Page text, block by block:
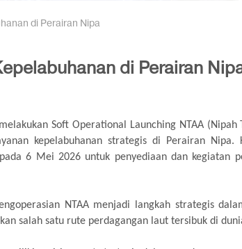
di Perairan Nipa
di Perairan
Soft Operational Launching NTAA
kepelabuhanan strategis di Perairan
6 Mei 2026 untuk penyediaan dan kegiatan
NTAA menjadi langkah strategis
salah satu rute perdagangan laut tersibuk di